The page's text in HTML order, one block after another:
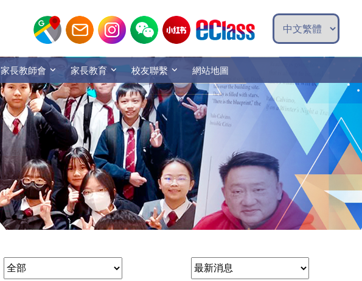
家長教師會 家長教育 校友聯繫 網站地圖